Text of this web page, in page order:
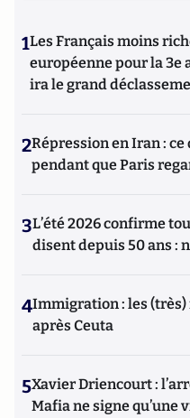
1Les Français moins
européenne pour la 3e
ira le grand
2Répression en Iran :
pendant que Paris
3L’été 2026 confirme
disent depuis 50 ans :
4Immigration : les
après Ceuta
5Xavier Driencourt :
Mafia ne signe